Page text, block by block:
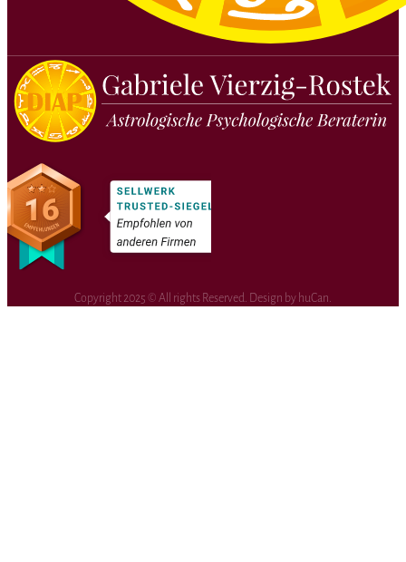
Copyright 2025 © All rights Reserved. Design by huCan.